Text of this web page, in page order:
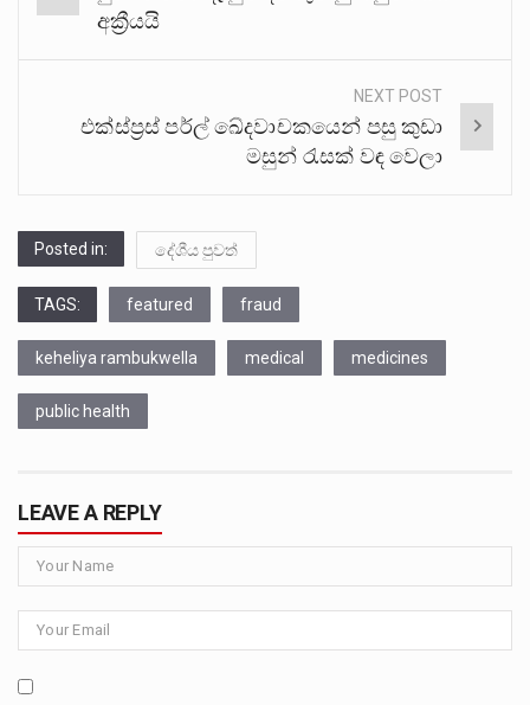
navigation
අක්‍රීයයි
NEXT POST
එක්ස්ප්‍රස් පර්ල් ඛේදවාචකයෙන් පසු කුඩා
මසුන් රැසක් වඳ වෙලා
Posted in: දේශීය පුවත්
TAGS: featured fraud
keheliya rambukwella medical medicines
public health
LEAVE A REPLY